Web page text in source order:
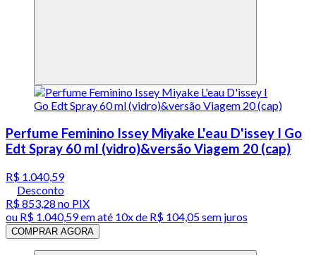
Perfume Feminino Issey Miyake L'eau D'issey I Go
Edt Spray 60 ml (vidro)&versão Viagem 20 (cap)
R$ 1.040,59
Desconto
R$ 853,28 no PIX
ou R$ 1.040,59em até 10x de R$ 104,05 sem juros
COMPRAR AGORA